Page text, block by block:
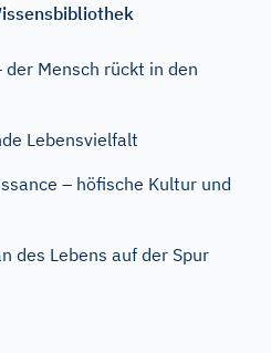
Mensch rückt in den
Lebensvielfalt
– höfische Kultur und
des Lebens auf der Spur